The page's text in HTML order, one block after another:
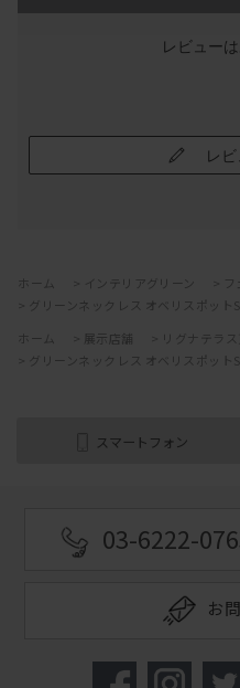
レビュー
レビ
ホーム インテリアグリーン
グリーンネックレス オベリスポット
ホーム
展示店舗
リグナテラ
グリーンネックレス オベリスポット
スマートフォン
03-6222-
お